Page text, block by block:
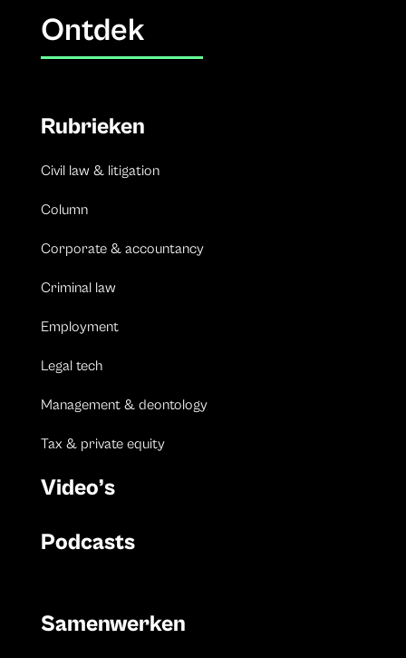
Ontdek
Rubrieken
Civil law & litigation
Column
Corporate & accountancy
Criminal law
Employment
Legal tech
Management & deontology
Tax & private equity
Video’s
Podcasts
Samenwerken